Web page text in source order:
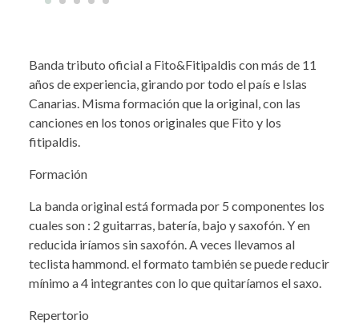
Banda tributo oficial a Fito&Fitipaldis con más de 11
años de experiencia, girando por todo el país e Islas
Canarias. Misma formación que la original, con las
canciones en los tonos originales que Fito y los
fitipaldis.
Formación
La banda original está formada por 5 componentes los
cuales son : 2 guitarras, batería, bajo y saxofón. Y en
reducida iríamos sin saxofón. A veces llevamos al
teclista hammond. el formato también se puede reducir
mínimo a 4 integrantes con lo que quitaríamos el saxo.
Repertorio